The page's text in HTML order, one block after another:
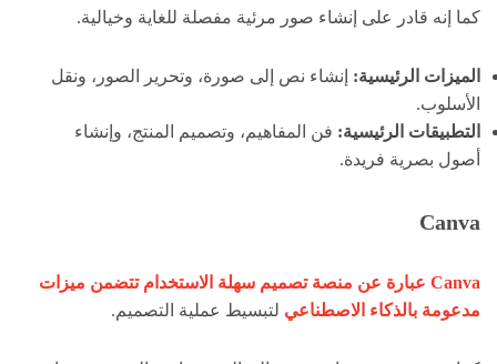
كما إنه قادر على إنشاء صور مرئية مفصلة للغاية وخيالية.
الميزات الرئيسية: إنشاء نص إلى صورة، وتحرير الصور، ونقل
الأسلوب.
التطبيقات الرئيسية: فن المفاهيم، وتصميم المنتج، وإنشاء
أصول بصرية فريدة.
Canva
Canva عبارة عن منصة تصميم سهلة الاستخدام تتضمن ميزات
مدعومة بالذكاء الاصطناعي لتبسيط عملية التصميم.